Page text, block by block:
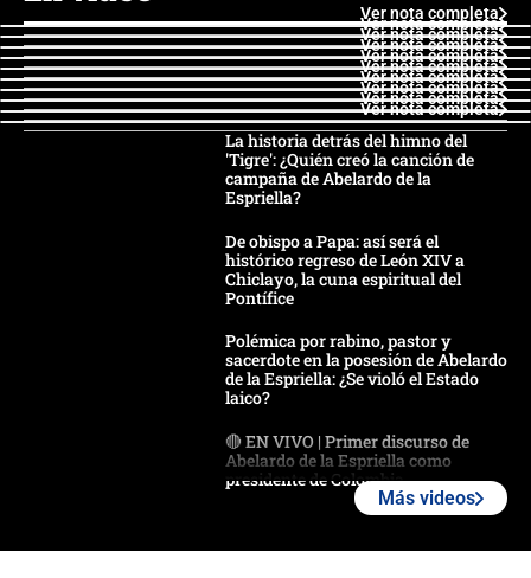
Ver nota completa
Ver nota completa
Ver nota completa
Ver nota completa
Ver nota completa
Ver nota completa
Ver nota completa
Ver nota completa
Ver nota completa
Ver nota completa
La historia detrás del himno del
'Tigre': ¿Quién creó la canción de
campaña de Abelardo de la
Espriella?
De obispo a Papa: así será el
histórico regreso de León XIV a
Chiclayo, la cuna espiritual del
Pontífice
Polémica por rabino, pastor y
sacerdote en la posesión de Abelardo
de la Espriella: ¿Se violó el Estado
laico?
🔴 EN VIVO | Primer discurso de
Abelardo de la Espriella como
presidente de Colombia
Más videos